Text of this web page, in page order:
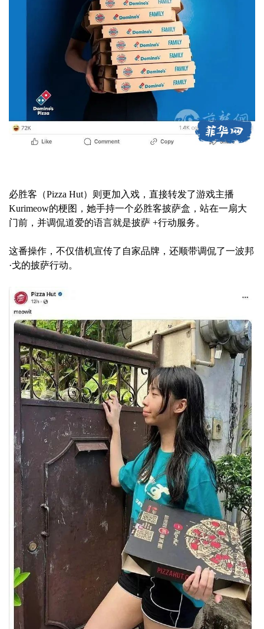
必胜客（Pizza Hut）则更加入戏，直接转发了游戏主播
Kurimeow的梗图，她手持一个必胜客披萨盒，站在一扇大
门前，并调侃道爱的语言就是披萨 +行动服务。
这番操作，不仅借机宣传了自家品牌，还顺带调侃了一波邦
·戈的披萨行动。